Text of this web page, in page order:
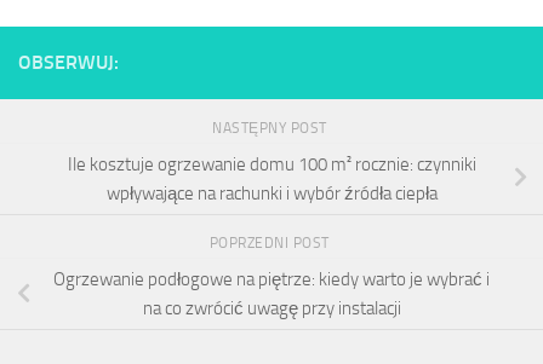
OBSERWUJ:
NASTĘPNY POST
Ile kosztuje ogrzewanie domu 100 m² rocznie: czynniki
wpływające na rachunki i wybór źródła ciepła
POPRZEDNI POST
Ogrzewanie podłogowe na piętrze: kiedy warto je wybrać i
na co zwrócić uwagę przy instalacji